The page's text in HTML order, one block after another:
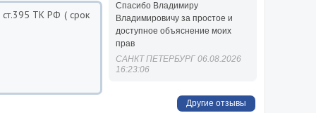
ст.395 ТК РФ ( срок
Спасибо Владимиру
Владимировичу за простое и
доступное объяснение моих
прав
САНКТ ПЕТЕРБУРГ 06.08.2026
16:23:06
Другие отзывы